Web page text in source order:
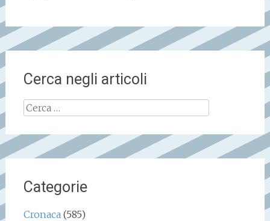
Cerca negli articoli
Ricerca
Categorie
Cronaca(585)